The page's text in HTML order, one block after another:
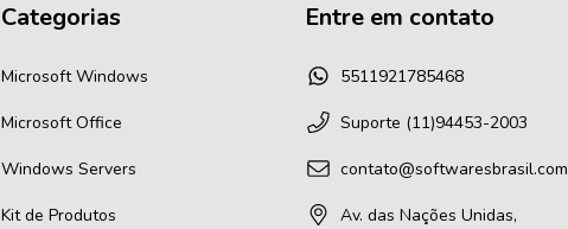
Categorias
Microsoft Windows
Microsoft Office
Windows Servers
Kit de Produtos
Entre em contato
5511921785468
Suporte (11)94453-2003
contato@softwaresbrasil.com
Av. das Nações Unidas,